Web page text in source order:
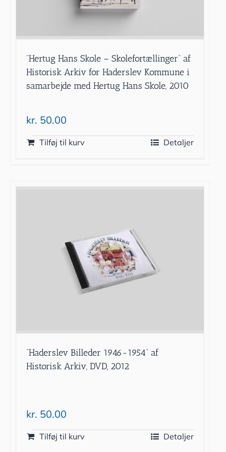
”Hertug Hans Skole – Skolefortællinger” af
Historisk Arkiv for Haderslev Kommune i
samarbejde med Hertug Hans Skole, 2010
kr. 50.00
Tilføj til kurv Detaljer
”Haderslev Billeder 1946-1954” af
Historisk Arkiv, DVD, 2012
kr. 50.00
Tilføj til kurv Detaljer